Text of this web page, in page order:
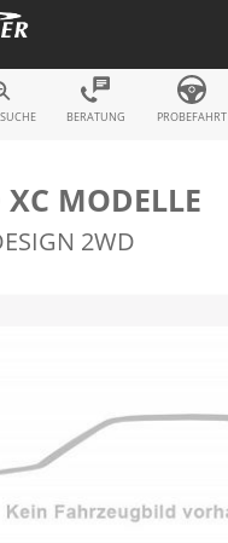
BERATUNG PROBEFAHRT
MODELLE
2WD